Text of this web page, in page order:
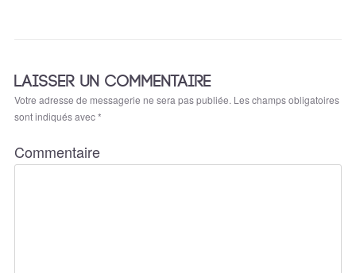
LAISSER UN COMMENTAIRE
Votre adresse de messagerie ne sera pas publiée. Les champs obligatoires
sont indiqués avec*
Commentaire